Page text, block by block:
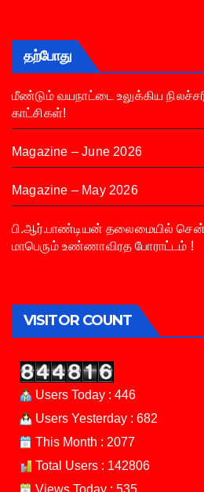
தற்போது
மீண்டும் வயநாட்டை உலுக்கிய
காட்சிகள்!
Magazine – June 2026
Magazine – May 2026
பி.ஆர்.பாண்டியன் தலைமையில்
மாபெரும் உண்ணாவிரத போராட்டம் !
VISITOR COUNT
Users Today : 446
Users Yesterday : 682
This Month : 2077
Total Users : 142806
Views Today : 535